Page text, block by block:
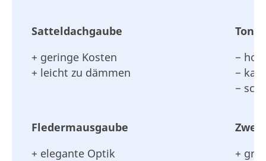
Satteldachgaube
+ geringe Kosten
+ leicht zu dämmen
−
−
−
Fledermausgaube
+ elegante Optik
+